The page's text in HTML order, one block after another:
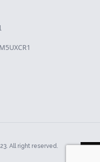
M5UXCR1
All right reserved.